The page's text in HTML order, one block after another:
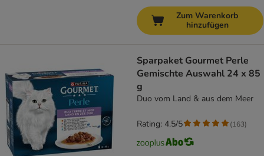
Zum Warenkorb
hinzufügen
Sparpaket Gourmet Perle
Gemischte Auswahl 24 x 85
g
Duo vom Land & aus dem Meer
Rating: 4.5/5 (163)